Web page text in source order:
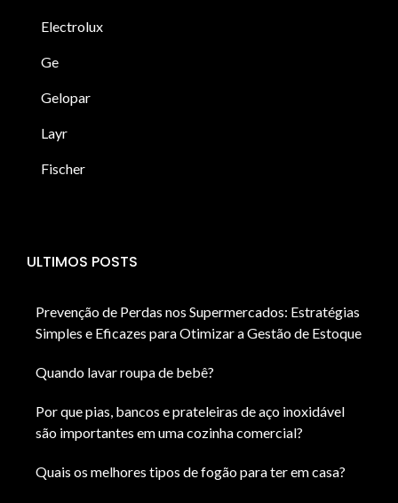
Electrolux
Ge
Gelopar
Layr
Fischer
ULTIMOS POSTS
Prevenção de Perdas nos Supermercados: Estratégias
Simples e Eficazes para Otimizar a Gestão de Estoque
Quando lavar roupa de bebê?
Por que pias, bancos e prateleiras de aço inoxidável
são importantes em uma cozinha comercial?
Quais os melhores tipos de fogão para ter em casa?